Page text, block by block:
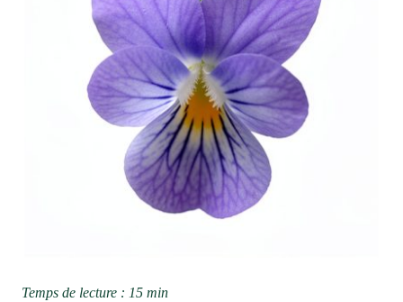
Temps de lecture : 15 min